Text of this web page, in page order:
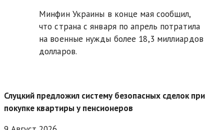
Минфин Украины в конце мая сообщил,
что страна с января по апрель потратила
на военные нужды более 18,3 миллиардов
долларов.
Слуцкий предложил систему безопасных сделок при
покупке квартиры у пенсионеров